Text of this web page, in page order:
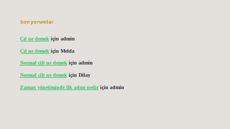
Son yorumlar
Çıl ne demek için admin
Çıl ne demek için Melda
Normal cilt ne demekiçin admin
Normal cilt ne demek için Dilay
Zaman yönetiminde ilk adım nediriçin admin